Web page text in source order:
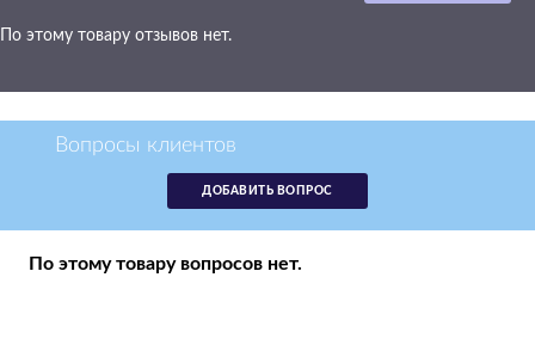
11 737 р.
нет в наличии
C4191A черный
По этому товару отзывов нет.
ДОБАВИТЬ ВОПРОС
Вопросы клиентов
По этому товару вопросов нет.